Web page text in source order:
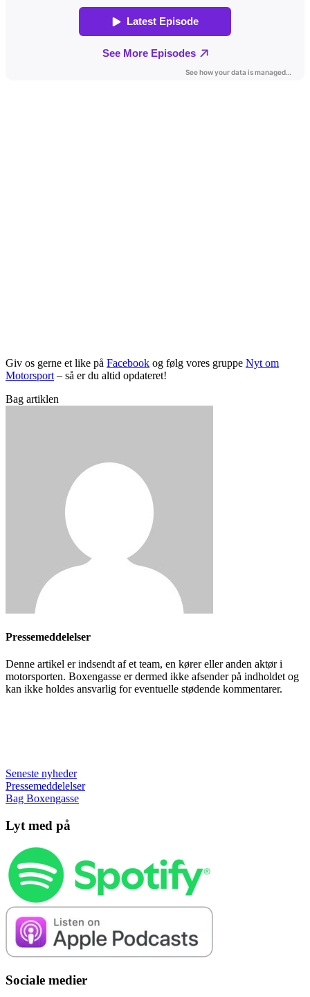
Giv os gerne et like på Facebook og følg vores gruppe Nyt om
Motorsport – så er du altid opdateret!
Bag artiklen
Pressemeddelelser
Denne artikel er indsendt af et team, en kører eller anden aktør i
motorsporten. Boxengasse er dermed ikke afsender på indholdet og
kan ikke holdes ansvarlig for eventuelle stødende kommentarer.
Seneste nyheder
Pressemeddelelser
Bag Boxengasse
Lyt med på
Sociale medier